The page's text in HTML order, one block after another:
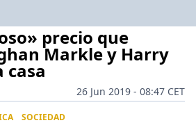
precio que
Markle y Harry
casa
26 Jun 2019 - 08:47 CET
SOCIEDAD